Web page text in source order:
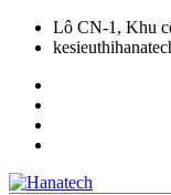
Lô CN-1, Khu